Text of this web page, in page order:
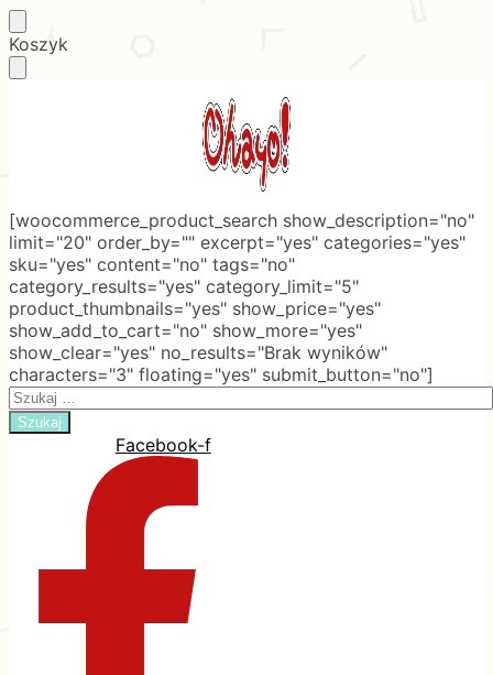
Skip
to
Skip
to
Koszyk
[woocommerce_product_search show_description="no"
limit="20" order_by="" excerpt="yes" categories="yes"
sku="yes" content="no" tags="no"
category_results="yes" category_limit="5"
product_thumbnails="yes" show_price="yes"
show_add_to_cart="no" show_more="yes"
show_clear="yes" no_results="Brak wyników"
characters="3" floating="yes" submit_button="no"]
Search
for:
Facebook-f